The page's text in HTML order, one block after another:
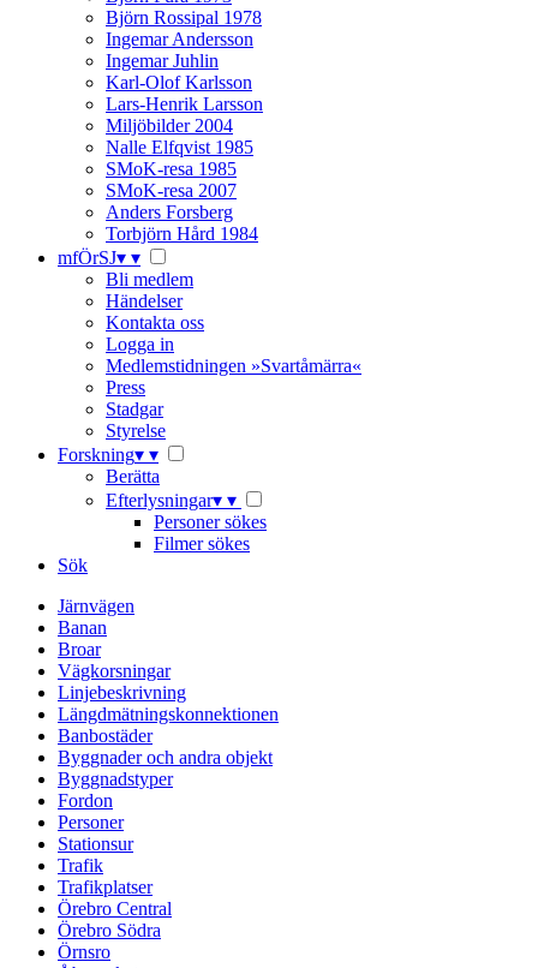
Björn Rossipal 1978
Ingemar Andersson
Ingemar Juhlin
Karl-Olof Karlsson
Lars-Henrik Larsson
Miljöbilder 2004
Nalle Elfqvist 1985
SMoK-resa 1985
SMoK-resa 2007
Anders Forsberg
Torbjörn Hård 1984
mfÖrSJ▾ ▾
Bli medlem
Händelser
Kontakta oss
Logga in
Medlemstidningen »Svartåmärra«
Press
Stadgar
Styrelse
Forskning▾ ▾
Berätta
Efterlysningar▾ ▾
Personer sökes
Filmer sökes
Sök
Järnvägen
Banan
Broar
Vägkorsningar
Linjebeskrivning
Längdmätningskonnektionen
Banbostäder
Byggnader och andra objekt
Byggnadstyper
Fordon
Personer
Stationsur
Trafik
Trafikplatser
Örebro Central
Örebro Södra
Örnsro